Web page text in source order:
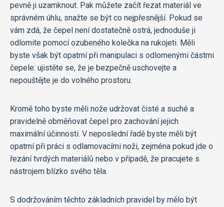
pevně ji uzamknout. Pak můžete začít řezat materiál ve
správném úhlu, snažte se být co nejpřesnější. Pokud se
vám zdá, že čepel není dostatečně ostrá, jednoduše ji
odlomite pomocí ozubeného kolečka na rukojeti. Měli
byste však být opatrní při manipulaci s odlomenými částmi
čepele: ujistěte se, že je bezpečně uschovejte a
nepouštějte je do volného prostoru.
Kromě toho byste měli nože udržovat čisté a suché a
pravidelně obměňovat čepel pro zachování jejich
maximální účinnosti. V neposlední řadě byste měli být
opatrní při práci s odlamovacími noži, zejména pokud jde o
řezání tvrdých materiálů nebo v případě, že pracujete s
nástrojem blízko svého těla.
S dodržováním těchto základních pravidel by mělo být